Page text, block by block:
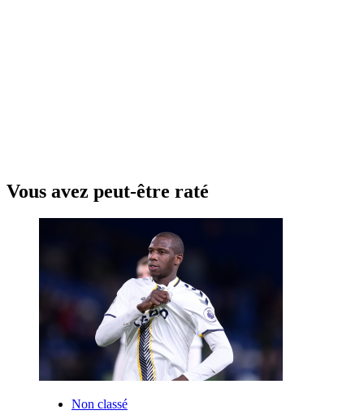
Vous avez peut-être raté
Non classé